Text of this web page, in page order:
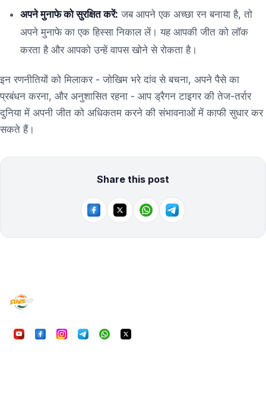
अपने मुनाफे को सुरक्षित करें: जब आपने एक अच्छा रन बनाया है, तो
अपने मुनाफे का एक हिस्सा निकाल लें। यह आपकी जीत को लॉक
करता है और आपको उन्हें वापस खोने से रोकता है।
इन रणनीतियों को मिलाकर - जोखिम भरे दांव से बचना, अपने पैसे का
प्रबंधन करना, और अनुशासित रहना - आप ड्रैगन टाइगर की तेज-तर्रार
दुनिया में अपनी जीत को अधिकतम करने की संभावनाओं में काफी सुधार कर
सकते हैं।
Share this post